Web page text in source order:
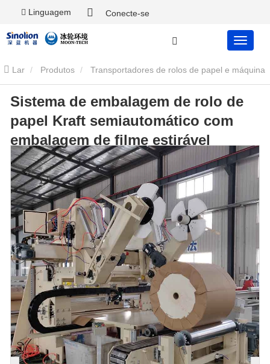
Linguagem Conecte-se
Lar Produtos Transportadores de rolos de papel e máquina
de embrulhar Máquina de cintagem automática de rolo de papel
Sistema de embalagem de rolo de papel Kraft semiautomático
com embalagem de filme estirável
Sistema de embalagem de rolo de
papel Kraft semiautomático com
embalagem de filme estirável